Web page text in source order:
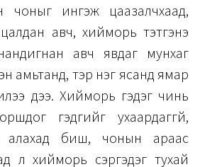
чоныг ингэж цаазалчхаад,
авч, хийморь тэтгэнэ
авч явдаг мунхаг
амьтанд, тэр нэг ясанд ямар
дээ. Хийморь гэдэг чинь
гэдгийг ухаардаггүй,
алахад биш, чонын араас
л хийморь сэргэдэг тухай